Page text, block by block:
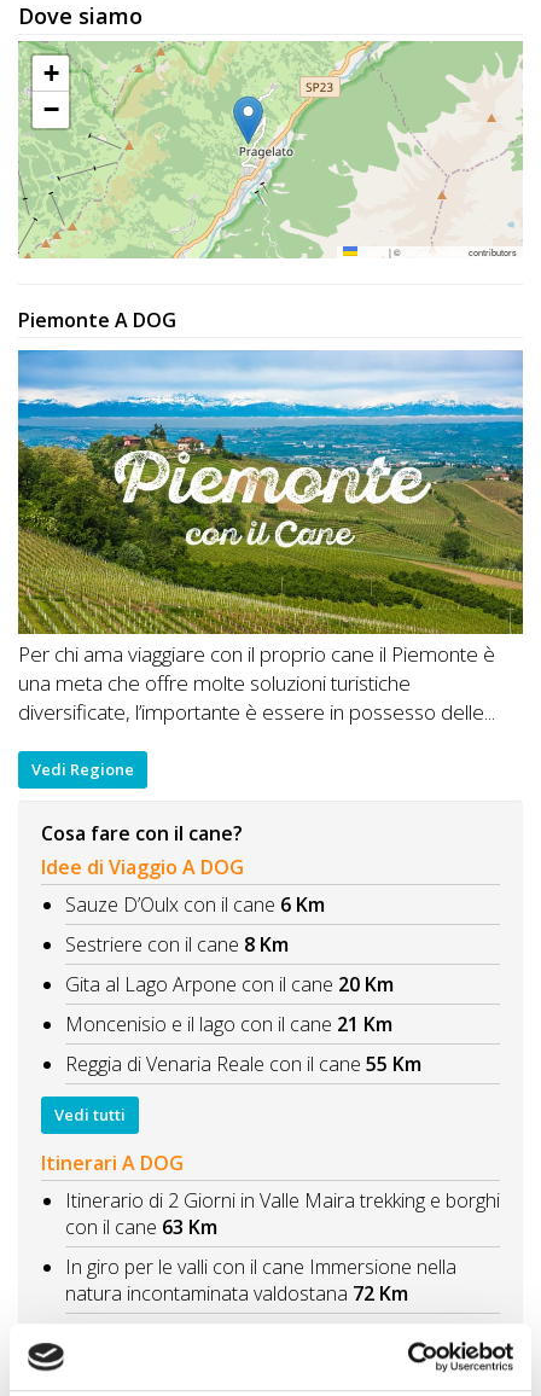
Accedi
Registrati
Dove siamo
+
−
|© OpenStreetMap contributors
Piemonte A DOG
Per chi ama viaggiare con il proprio cane il Piemonte è
una meta che offre molte soluzioni turistiche
diversificate, l’importante è essere in possesso delle...
Vedi Regione
Cosa fare con il cane?
Idee di Viaggio A DOG
Sauze D’Oulx con il cane 6 Km
Sestriere con il cane 8 Km
Gita al Lago Arpone con il cane 20 Km
Moncenisio e il lago con il cane 21 Km
Reggia di Venaria Reale con il cane 55 Km
Vedi tutti
Itinerari A DOG
Itinerario di 2 Giorni in Valle Maira trekking e borghi
con il cane 63 Km
In giro per le valli con il cane Immersione nella
natura incontaminata valdostana 72 Km
Vedi tutti